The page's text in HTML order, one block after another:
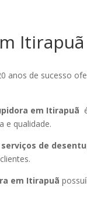
Itirapuã
anos de sucesso
em Itirapuã
e qualidade.
serviços de
em Itirapuã